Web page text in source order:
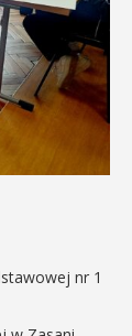
nr 1